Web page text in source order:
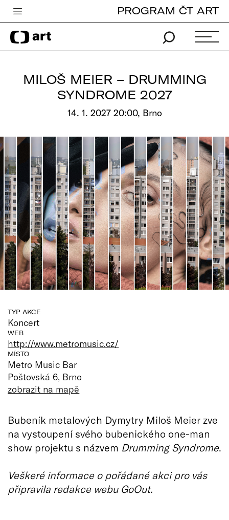
Česká televize
Zpravodajství
Vše o ČT
PROGRAM ČT ART
MILOŠ MEIER – DRUMMING
SYNDROME 2027
14. 1. 2027 20:00, Brno
TYP AKCE
Koncert
WEB
http://www.metromusic.cz/
MÍSTO
Metro Music Bar
Poštovská 6, Brno
zobrazit na mapě
Bubeník metalových Dymytry Miloš Meier zve
na vystoupení svého bubenického one-man
show projektu s názvem Drumming Syndrome.
Veškeré informace o pořádané akci pro vás
připravila redakce webu GoOut.